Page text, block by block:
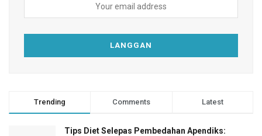
Trending Comments Latest
Tips Diet Selepas Pembedahan Apendiks: